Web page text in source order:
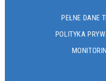
PEŁNE DANE
POLITYKA